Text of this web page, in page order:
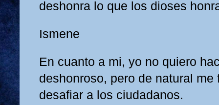
deshonra lo que los dioses
Ismene
En cuanto a mi, yo no quiero
deshonroso, pero de natural me
desafiar a los ciudadanos.